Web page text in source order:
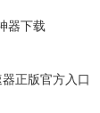
器下载
正版官方入口